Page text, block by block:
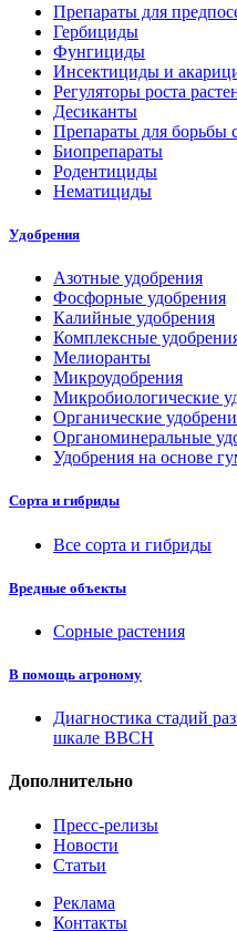
Препараты для
Гербициды
Фунгициды
Инсектициды и
Регуляторы роста
Десиканты
Препараты для борьбы
Биопрепараты
Родентициды
Нематициды
Удобрения
Азотные удобрения
Фосфорные удобрения
Калийные удобрения
Комплексные
Мелиоранты
Микроудобрения
Микробиологические
Органические
Органоминеральные
Удобрения на основе
Сорта и гибриды
Все сорта и гибриды
Вредные объекты
Сорные растения
В помощь агроному
Диагностика стадий
шкале ВВСН
Дополнительно
Пресс-релизы
Новости
Статьи
Реклама
Контакты